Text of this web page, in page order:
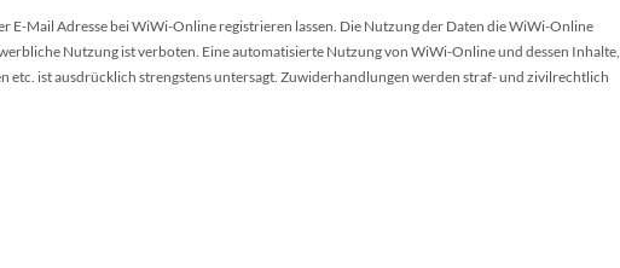
E-Mail Adresse bei WiWi-Online registrieren lassen. Die Nutzung der Daten die WiWi-Online
Nutzung ist verboten. Eine automatisierte Nutzung von WiWi-Online und dessen Inhalte,
ist ausdrücklich strengstens untersagt. Zuwiderhandlungen werden straf- und zivilrechtlich